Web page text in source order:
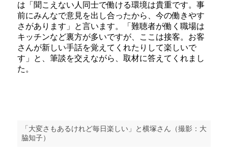
は「聞こえない人同士で働ける環境は貴重です。事
前にみんなで意見を出し合ったから、今の働きやす
さがあります」と言います。「難聴者が働く職場は
キッチンなど裏方が多いですが、ここは接客。お客
さんが新しい手話を覚えてくれたりして楽しいで
す」と、筆談を交えながら、取材に答えてくれまし
た。
「大変さもあるけれど毎日楽しい」と横塚さん（撮影：大
脇知子）